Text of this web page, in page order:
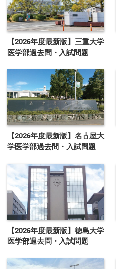
【2026年度最新版】三重大学
医学部過去問・入試問題
【2026年度最新版】名古屋大
学医学部過去問・入試問題
【2026年度最新版】徳島大学
医学部過去問・入試問題